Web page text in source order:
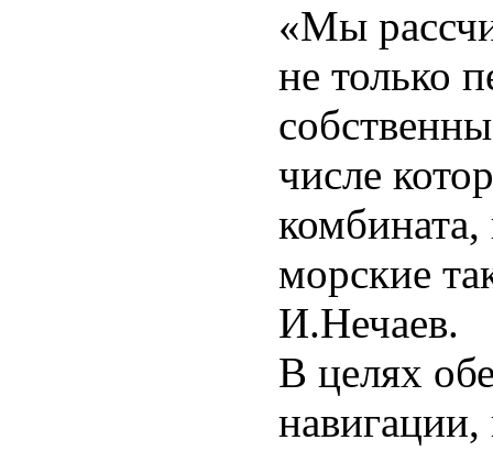
«Мы
не только
числе
морские
И.Нечаев.
В целях
навигации,